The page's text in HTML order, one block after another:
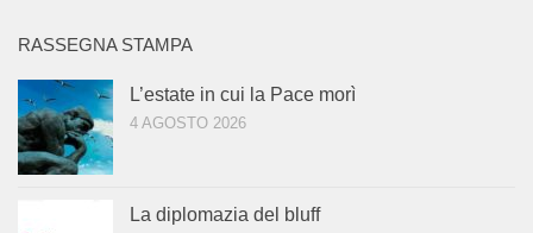
RASSEGNA STAMPA
L’estate in cui la Pace morì
4 AGOSTO 2026
La diplomazia del bluff